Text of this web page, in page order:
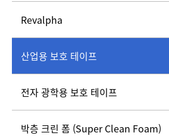
Revalpha
산업용 보호 테이프
전자 광학용 보호 테이프
박층 크린 폼 (Super Clean Foam)